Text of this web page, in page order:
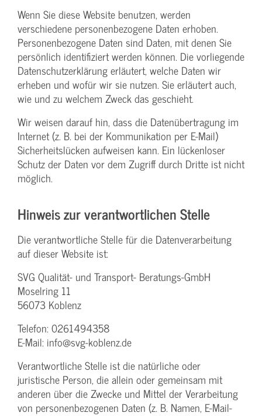
Wenn Sie diese Website benutzen, werden
verschiedene personenbezogene Daten erhoben.
Personenbezogene Daten sind Daten, mit denen Sie
persönlich identifiziert werden können. Die vorliegende
Datenschutzerklärung erläutert, welche Daten wir
erheben und wofür wir sie nutzen. Sie erläutert auch,
wie und zu welchem Zweck das geschieht.
Wir weisen darauf hin, dass die Datenübertragung im
Internet (z. B. bei der Kommunikation per E-Mail)
Sicherheitslücken aufweisen kann. Ein lückenloser
Schutz der Daten vor dem Zugriff durch Dritte ist nicht
möglich.
Hinweis zur verantwortlichen Stelle
Die verantwortliche Stelle für die Datenverarbeitung
auf dieser Website ist:
SVG Qualität- und Transport- Beratungs-GmbH
Moselring 11
56073 Koblenz
Telefon: 0261494358
E-Mail: info@svg-koblenz.de
Verantwortliche Stelle ist die natürliche oder
juristische Person, die allein oder gemeinsam mit
anderen über die Zwecke und Mittel der Verarbeitung
von personenbezogenen Daten (z. B. Namen, E-Mail-